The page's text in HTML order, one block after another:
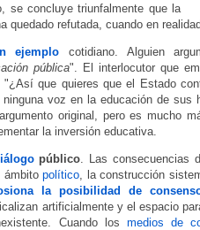
se concluye triunfalmente que la
quedado refutada, cuando en
ejemplo cotidiano. Alguien
pública". El interlocutor que
"¿Así que quieres que el Estado
ninguna voz en la educación de sus
original, pero es mucho
la inversión educativa.
público
Las consecuencias
ámbitopolítico , la construcción
la posibilidad de
artificialmente y el espacio
Cuando los medios de